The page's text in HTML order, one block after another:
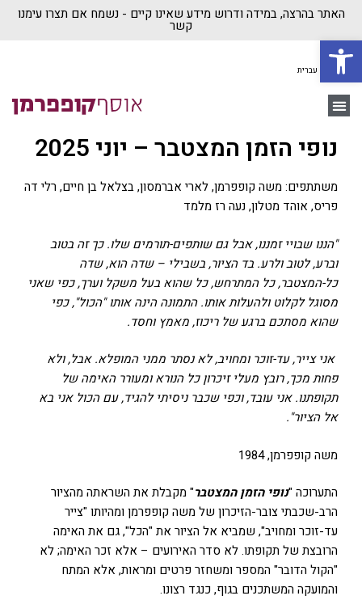
האתר בהרצה, במידה ודרוש מידע שאינו קיים - נשמח אם תצרו עימנו
קשר
עברית
נופי הזמן המצטבר – יוני 2025
משתתפים: משה קופפרמן, לארי אברמסון, בצלאל בן חיים, רלי דה
פריס, אוהד מטלון, נעה רז מלמד
"הננו שבויי זמננו, אבל גם שותפים-תורמים שלו. כך זה בטוב
וברע, לטוב ולרע. בד הציור, בשבילי – שדה הוא, שדה
כל-המצטבר, כל המתרחש, כל שהוא בעל משקל וערך, כפי שאני
מסוגל לקלוט ולהעלות אותו. התמונה הינה אותו "הכול", כפי
שהוא מסתכם ברגע של ריכוז, מאמץ וחסד.
אני צייר, עד-זוכר ומחויב, לא נסתר ממני המופלא. אבל, ולא
פחות מכך, רובץ מעלי זיכרון כל הנורא ומעורר האימה של
תקופתנו. אני עובד, וכפי שכבר ניסיתי להגיד, עם הכול אני בא
אל הציור".
משה קופפרמן, 1984
התערוכה "נופי הזמן המצטבר" מקבלת את השראתה מהציור
הרב-שכבתי צובר-הזיכרון של משה קופפרמן ומהיותו "צייר
עד-זוכר ומחויב", שמביא אל הציור את "הכל", גם את האימה
הרובצת של תקופתו. לא סדר האירועים – אלא זכר האימה; לא
"הקול הדובר" המספר ומשחזר פרטים ומראות, אלא המתח
והמועקה המשתכנים בגוף, כנגד רצונו.
פתח סרגל נגישות